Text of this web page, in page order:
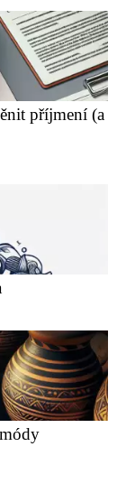
příjmení (a